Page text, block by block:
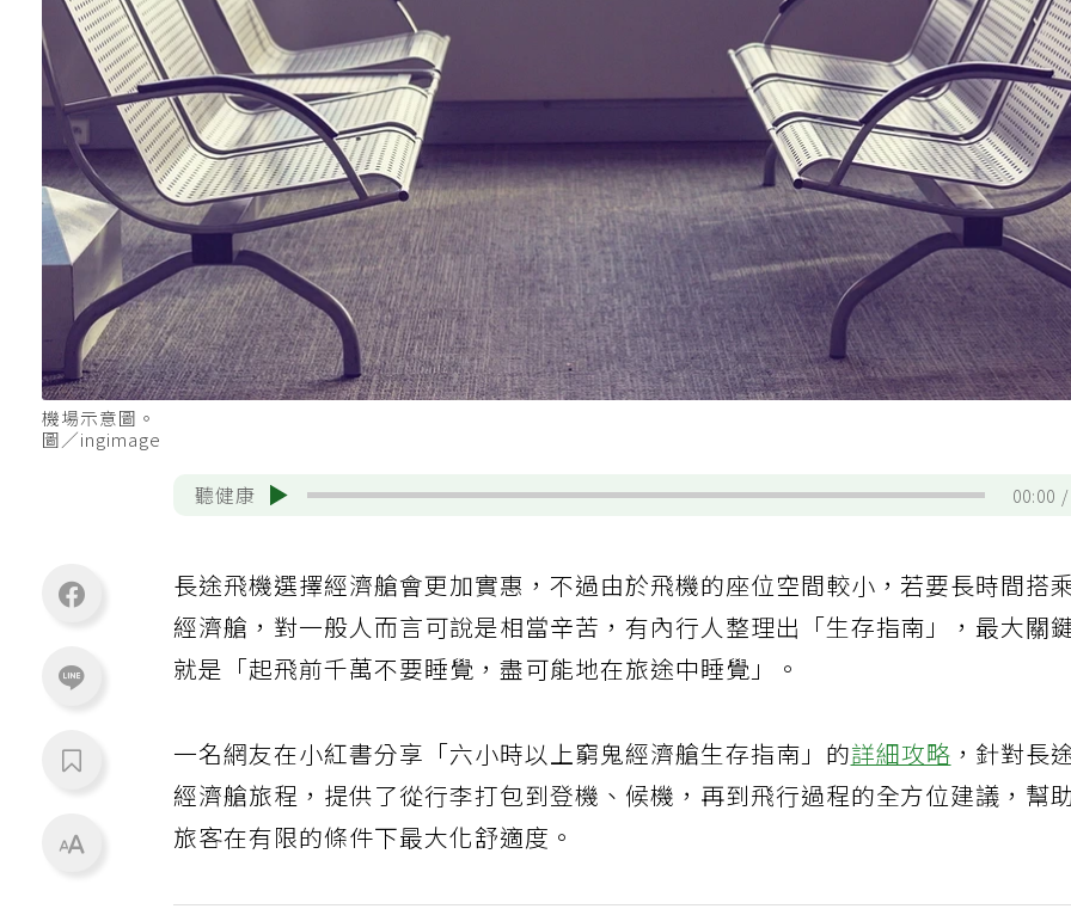
機場示意圖。
圖／ingimage
聽健康 00:00
長途飛機選擇經濟艙會更加實惠，不過由於飛機的座位空間較小，若要長時間搭
經濟艙，對一般人而言可說是相當辛苦，有內行人整理出「生存指南」，最大關
就是「起飛前千萬不要睡覺，盡可能地在旅途中睡覺」。
一名網友在小紅書分享「六小時以上窮鬼經濟艙生存指南」的詳細攻略 ，針對長
經濟艙旅程，提供了從行李打包到登機、候機，再到飛行過程的全方位建議，幫
旅客在有限的條件下最大化舒適度。